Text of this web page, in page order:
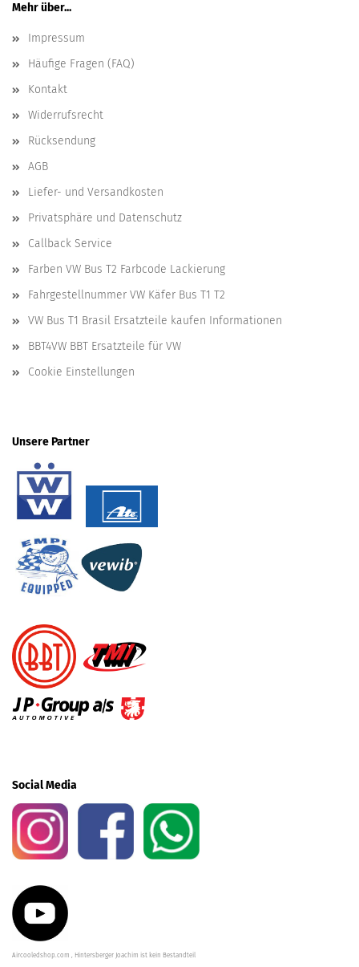
Mehr über...
Impressum
Häufige Fragen (FAQ)
Kontakt
Widerrufsrecht
Rücksendung
AGB
Liefer- und Versandkosten
Privatsphäre und Datenschutz
Callback Service
Farben VW Bus T2 Farbcode Lackierung
Fahrgestellnummer VW Käfer Bus T1 T2
VW Bus T1 Brasil Ersatzteile kaufen Informationen
BBT4VW BBT Ersatzteile für VW
Cookie Einstellungen
Unsere Partner
Social Media
Aircooledshop.com , Hintersberger Joachim ist kein Bestandteil